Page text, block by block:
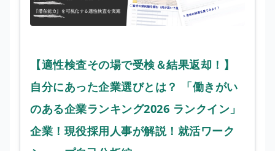
【適性検査その場で受検＆結果返却！】
自分にあった企業選びとは？ 「働きがい
のある企業ランキング2026 ランクイン」
企業！現役採用人事が解説！就活ワーク